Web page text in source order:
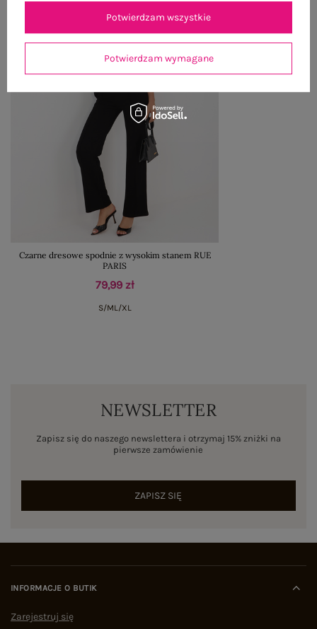
Czarne dresowe spodnie z wysokim stanem RUE
PARIS
79,99 zł
S/ML/XL
NEWSLETTER
Zapisz się do naszego newslettera i otrzymaj 15% zniżki na
pierwsze zamówienie
ZAPISZ SIĘ
INFORMACJE O BUTIK
Zarejestruj się
Potwierdzam wymagane
Potwierdzam wszystkie